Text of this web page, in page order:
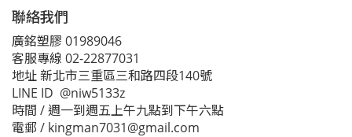
聯絡我們
廣銘塑膠 01989046
客服專線 02-22877031
地址 新北市三重區三和路四段140號
LINE ID @niw5133z
時間 / 週一到週五上午九點到下午六點
電郵 / kingman7031@gmail.com